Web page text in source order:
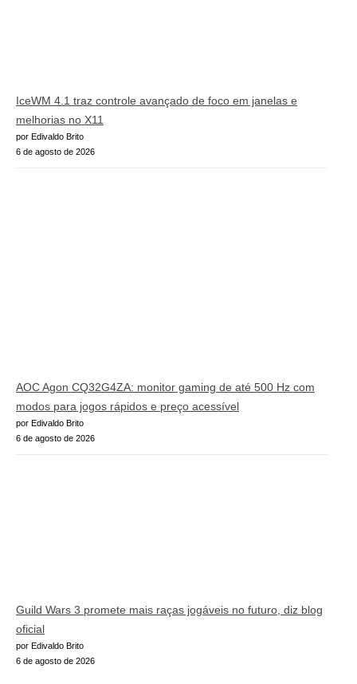
IceWM 4.1 traz controle avançado de foco em janelas e
melhorias no X11
por Edivaldo Brito
6 de agosto de 2026
AOC Agon CQ32G4ZA: monitor gaming de até 500 Hz com
modos para jogos rápidos e preço acessível
por Edivaldo Brito
6 de agosto de 2026
Guild Wars 3 promete mais raças jogáveis no futuro, diz blog
oficial
por Edivaldo Brito
6 de agosto de 2026